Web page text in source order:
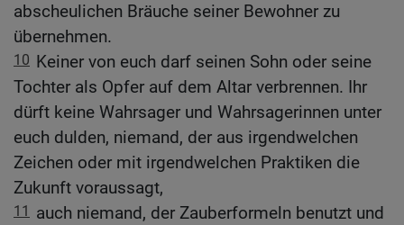
abscheulichen Bräuche seiner Bewohner zu
übernehmen.
10 Keiner von euch darf seinen Sohn oder seine
Tochter als Opfer auf dem Altar verbrennen. Ihr
dürft keine Wahrsager und Wahrsagerinnen unter
euch dulden, niemand, der aus irgendwelchen
Zeichen oder mit irgendwelchen Praktiken die
Zukunft voraussagt,
11
auch niemand, der Zauberformeln benutzt und